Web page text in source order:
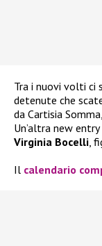
Tra i nuovi volti ci
detenute che
da Cartisia
Un’altra new
Virginia Bocelli ,
Il calendario